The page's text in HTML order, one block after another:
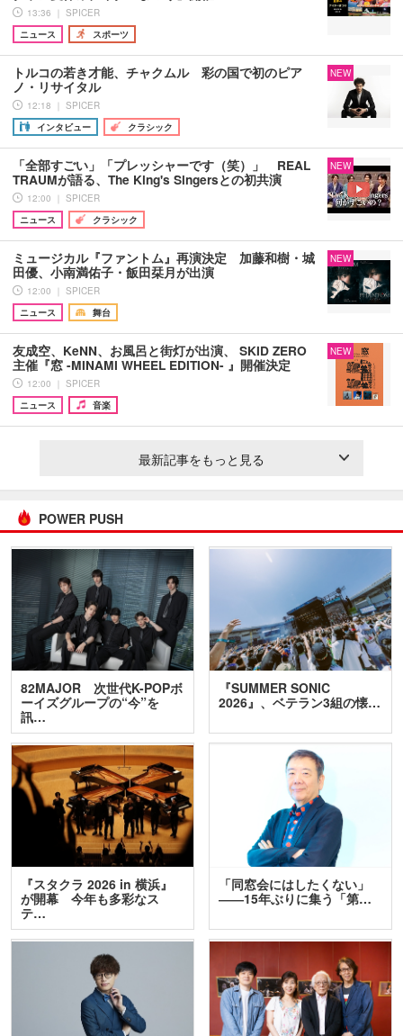
13:36 ｜ SPICER
ニュース
スポーツ
トルコの若き才能、チャクムル 彩の国で初のピア
ノ・リサイタル
12:18 ｜ SPICER
インタビュー
クラシック
NEW
「全部すごい」「プレッシャーです（笑）」 REAL
TRAUMが語る、The King's Singersとの初共演
12:00 ｜ SPICER
ニュース
クラシック
NEW
ミュージカル『ファントム』再演決定 加藤和樹・城
田優、小南満佑子・飯田栞月が出演
12:00 ｜ SPICER
ニュース
舞台
NEW
友成空、KeNN、お風呂と街灯が出演、 SKID ZERO
主催『窓 -MINAMI WHEEL EDITION- 』開催決定
12:00 ｜ SPICER
ニュース
音楽
NEW
最新記事をもっと見る
POWER PUSH
82MAJOR 次世代K-POPボ
ーイズグループの“今”を
訊…
『SUMMER SONIC
2026』、ベテラン3組の懐…
『スタクラ 2026 in 横浜』
が開幕 今年も多彩なス
テ…
「同窓会にはしたくない」
――15年ぶりに集う「第…